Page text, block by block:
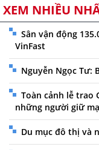
XEM NHIỀU
Sân vận động
VinFast
Nguyễn Ngọc Tư:
Toàn cảnh lễ trao
những người giữ
Du mục đô thị và